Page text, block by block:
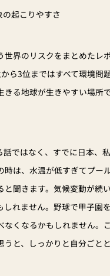
起こりやすさ
世界のリスクをまとめたレ
ら3位まではすべて環境問
きる地球が生きやすい場所
ではなく、すでに日本、
時は、水温が低すぎてプー
聞きます。気候変動が続
しれません。野球で甲子園
なくなるかもしれません。
と、しっかりと自分ごと